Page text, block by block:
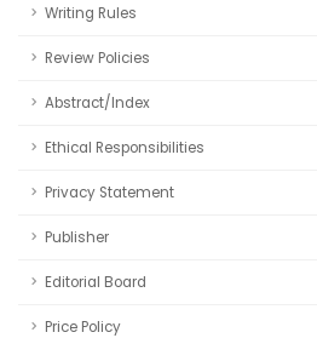
Writing Rules
Review Policies
Abstract/Index
Ethical Responsibilities
Privacy Statement
Publisher
Editorial Board
Price Policy